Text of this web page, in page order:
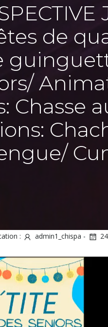
de
Chasse
: admin1_chispa -